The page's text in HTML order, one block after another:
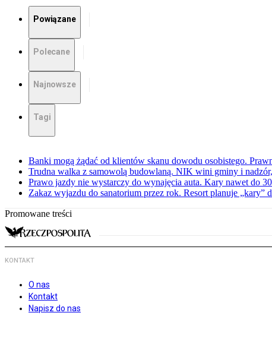
Powiązane
Polecane
Najnowsze
Tagi
Banki mogą żądać od klientów skanu dowodu osobistego.
Trudna walka z samowolą budowlaną. NIK wini gminy i
Prawo jazdy nie wystarczy do wynajęcia auta. Kary nawet do 30
Zakaz wyjazdu do sanatorium przez rok. Resort planuje „kary”
Promowane treści
KONTAKT
O nas
Kontakt
Napisz do nas